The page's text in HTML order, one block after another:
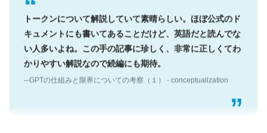
トークンについて解説していて素晴らしい。ほぼ公式のド
キュメントにも書いてあることだけど、英語だと読んでな
い人多いよね。この手の記事に珍しく、非常に正しくてわ
かりやすい解説なので続編にも期待。
─GPTの仕組みと限界についての考察（１） - conceptualization